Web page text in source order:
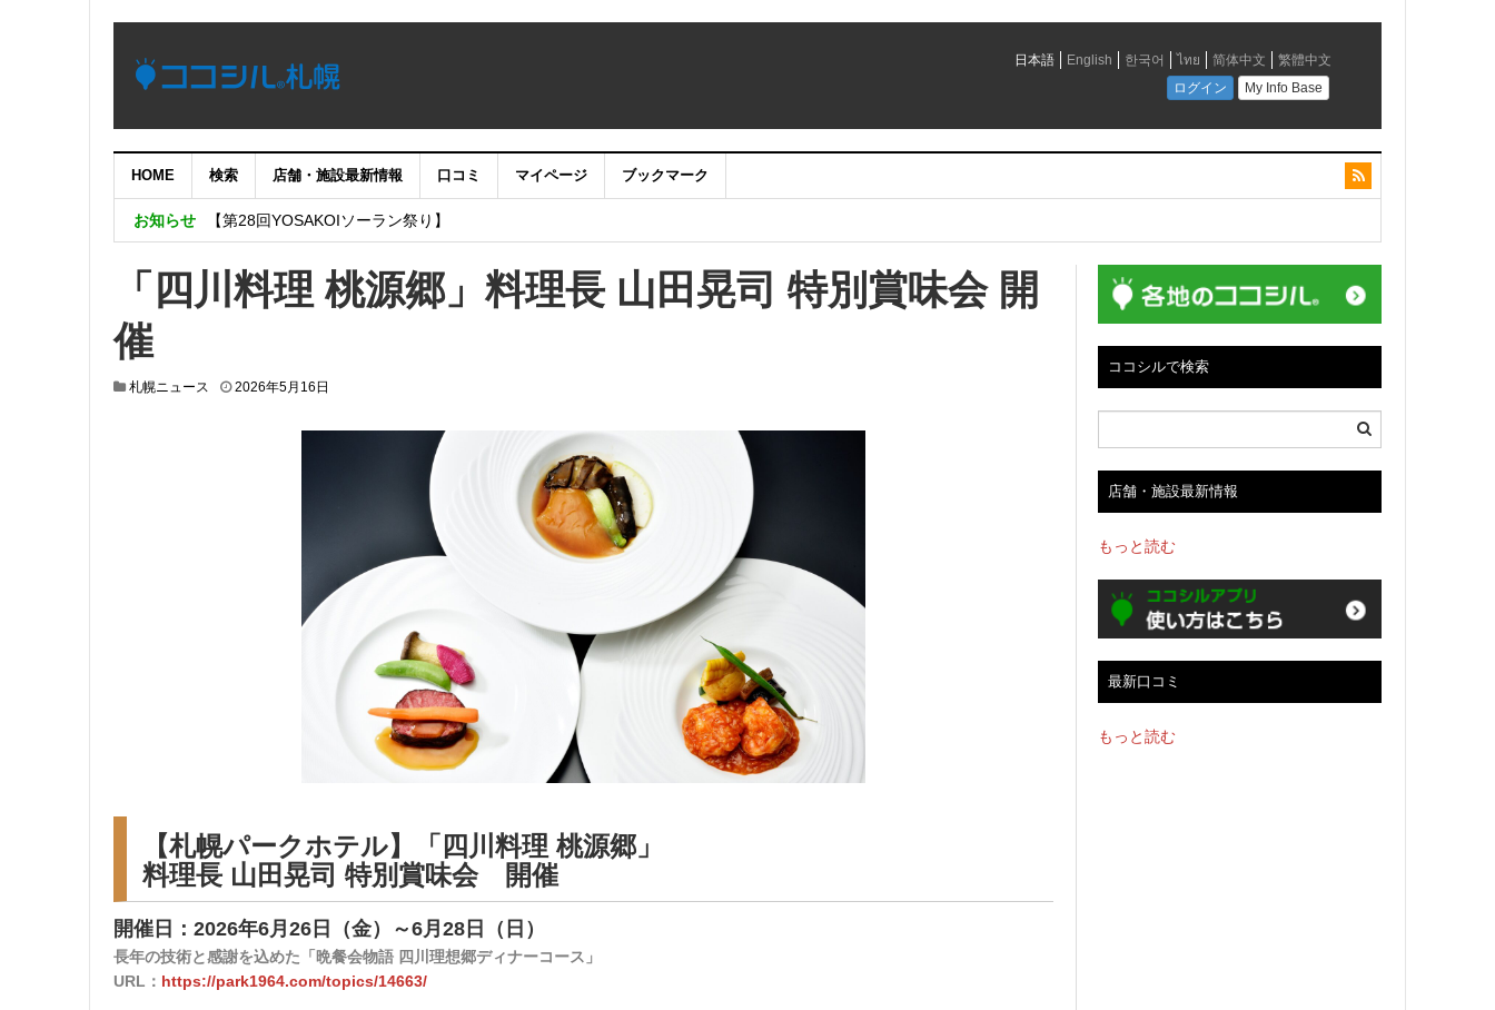
HOME 検索 店舗・施設最新情報 口コミ マイページ ブックマーク
お知らせ
【重要：9月5日（火）22時】ココシル：アカウントサービス移行のお知らせ
【第28回YOSAKOIソーラン祭り】
SHAREがサツドラとフィットネス事業を展開 4月1日、1店舗目をサツドラ屯田店内にオープン予定
「四川料理 桃源郷」料理長 山田晃司 特別賞味会 開
催
札幌ニュース 2026年5月16日
【札幌パークホテル】「四川料理 桃源郷」
料理長 山田晃司 特別賞味会 開催
開催日：2026年6月26日（金）～6月28日（日）
長年の技術と感謝を込めた「晩餐会物語 四川理想郷ディナーコース」
URL： https://park1964.com/topics/14663/
ココシルで検索
店舗・施設最新情報
もっと読む
最新口コミ
もっと読む